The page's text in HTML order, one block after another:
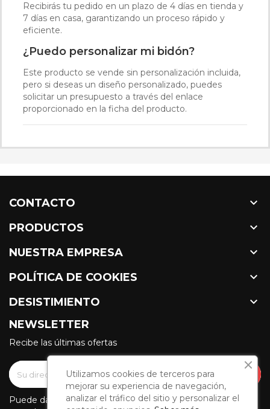
Recibirás tu pedido en un plazo de 4 días en tienda y
7 días en casa, garantizando un proceso rápido y
eficiente.
¿Puedo personalizar mi bidón?
Este producto se vende sin personalización incluida,
pero si deseas un diseño personalizado, puedes
solicitar un presupuesto a través del enlace
proporcionado en la ficha del producto.
CONTACTO 
PRODUCTOS 
NUESTRA EMPRESA 
POLÍTICA DE COOKIES 
DESISTIMIENTO 
NEWSLETTER
Recibe las últimas ofertas
Puede darse de baja en cualquier momento. Para ello,
Utilizamos cookies de terceros para
mejorar su experiencia de navegación,
analizar el tráfico del sitio y personalizar el